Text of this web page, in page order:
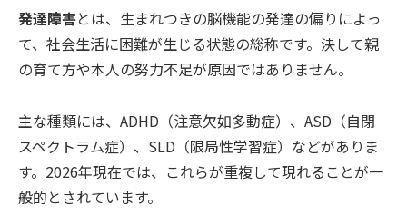
発達障害とは、生まれつきの脳機能の発達の偏りによっ
て、社会生活に困難が生じる状態の総称です。決して親
の育て方や本人の努力不足が原因ではありません。
主な種類には、ADHD（注意欠如多動症）、ASD（自閉
スペクトラム症）、SLD（限局性学習症）などがありま
す。2026年現在では、これらが重複して現れることが一
般的とされています。